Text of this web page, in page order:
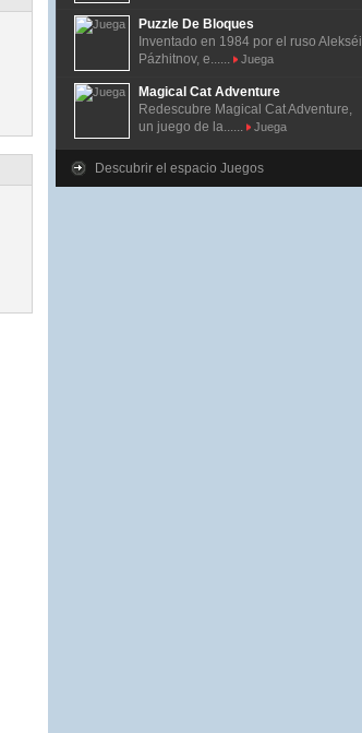
Puzzle De Bloques
Inventado en 1984 por el ruso Alekséi
Pázhitnov, e......
Juega
Magical Cat Adventure
Redescubre Magical Cat Adventure,
un juego de la......
Juega
Descubrir el espacio Juegos